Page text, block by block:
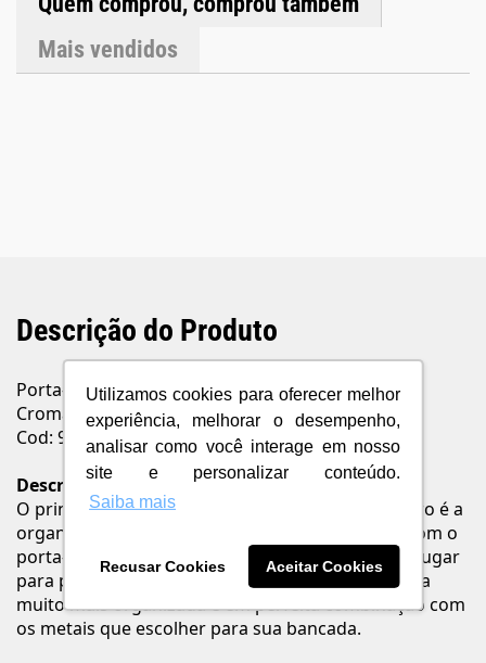
Utilizamos cookies para oferecer melhor
experiência, melhorar o desempenho,
analisar como você interage em nosso
site e personalizar conteúdo.
Saiba mais
Recusar Cookies Aceitar Cookies
Mais vendidos
Descrição do Produto
Porta-toalhas Argola para Lavatório DocolHope
Cromado
Cod: 90007637006
Descrição
O principal benefício dos acessórios para banheiro é a
organização proporcionada por cada produto. Com o
porta-toalhas em argola, por exemplo, você tem lugar
para pôr todos os seus itens de banho de maneira
muito mais organizada e em perfeita combinação com
os metais que escolher para sua bancada.